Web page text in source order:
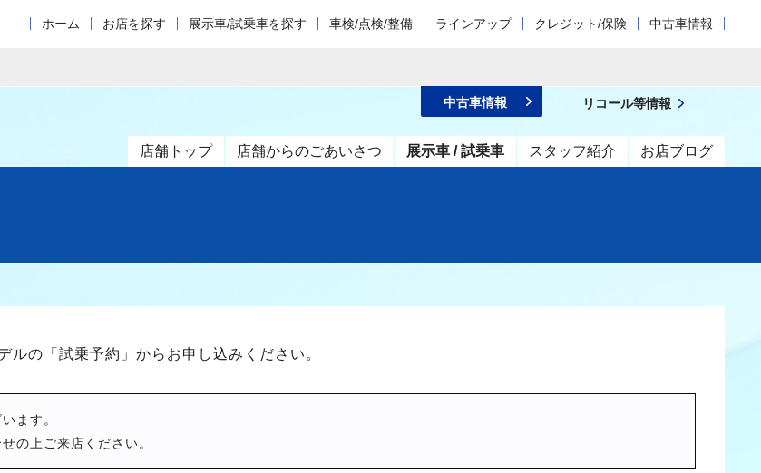
ホーム お店を探す 展示車/試乗車を探す 車検/点検/整備 ラインアップ クレジット/保険 中古車情報
店舗トップ 店舗からのごあいさつ 展示車 / 試乗車 スタッフ紹介 お店ブログ
中古車情報 リコール等情報
の「試乗予約」からお申し込みください。
ます。
の上ご来店ください。